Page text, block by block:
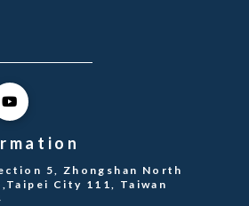
5, Zhongshan North
City 111, Taiwan